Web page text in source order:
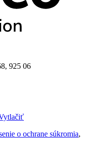
925 06
o ochrane súkromia,